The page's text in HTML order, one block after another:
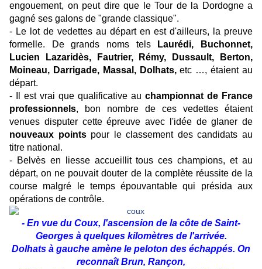
engouement, on peut dire que le Tour de la Dordogne a
gagné ses galons de "grande classique".
- Le lot de vedettes au départ en est d'ailleurs, la preuve
formelle. De grands noms telsLaurédi, Buchonnet,
Lucien Lazaridès, Fautrier, Rémy, Dussault, Berton,
Moineau, Darrigade, Massal, Dolhats,etc …, étaient au
départ.
- Il est vrai que qualificative au championnat de France
professionnels, bon nombre de ces vedettes étaient
venues disputer cette épreuve avec l'idée de glaner de
nouveaux pointspour le classement des candidats au
titre national.
- Belvès en liesse accueillit tous ces champions, et au
départ, on ne pouvait douter de la complète réussite de la
course malgré le temps épouvantable qui présida aux
opérations de contrôle.
- En vue du Coux, l'ascension de la côte de Saint-
Georges à quelques kilomètres de l'arrivée.
Dolhats à gauche amène le peloton des échappés. On
reconnaît Brun, Rançon,